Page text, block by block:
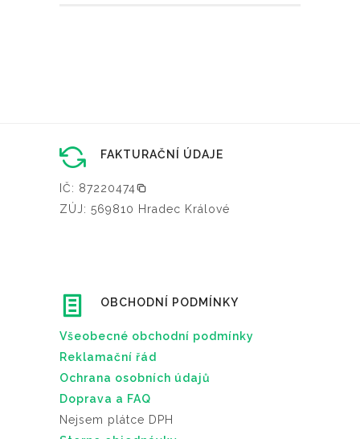
FAKTURAČNÍ ÚDAJE
IČ: 87220474
ZÚJ: 569810 Hradec Králové
OBCHODNÍ PODMÍNKY
Všeobecné obchodní podmínky
Reklamační řád
Ochrana osobních údajů
Doprava a FAQ
Nejsem plátce DPH